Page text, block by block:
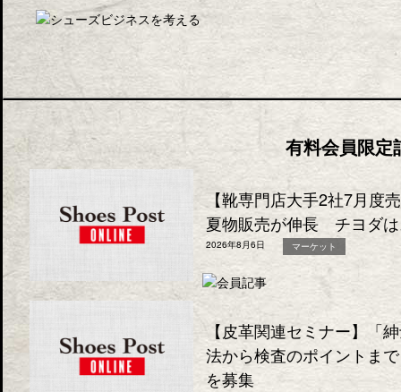
有料会員限定
【靴専門店大手2社7月度
夏物販売が伸長 チヨダ
2026年8月6日 マーケット
【皮革関連セミナー】「
法から検査のポイントま
を募集